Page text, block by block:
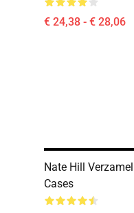
€ 24,38 - € 28,06
Nate Hill
Cases